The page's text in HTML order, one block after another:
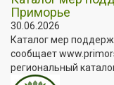
Приморье
30.06.2026
Каталог мер
сообщает
региональный